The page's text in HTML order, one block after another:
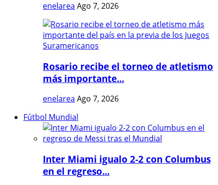
enelarea Ago 7, 2026
Rosario recibe el torneo de atletismo
más importante...
enelarea Ago 7, 2026
Fútbol Mundial
Inter Miami igualo 2-2 con Columbus
en el regreso...